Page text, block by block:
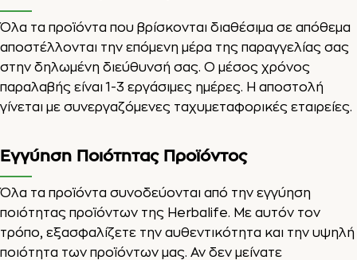
Όλα τα προϊόντα που βρίσκονται διαθέσιμα σε απόθεμα
αποστέλλονται την επόμενη μέρα της παραγγελίας σας
στην δηλωμένη διεύθυνσή σας. Ο μέσος χρόνος
παραλαβής είναι 1-3 εργάσιμες ημέρες. Η αποστολή
γίνεται με συνεργαζόμενες ταχυμεταφορικές εταιρείες.
Εγγύηση Ποιότητας Προϊόντος
Όλα τα προϊόντα συνοδεύονται από την εγγύηση
ποιότητας προϊόντων της Herbalife. Με αυτόν τον
τρόπο, εξασφαλίζετε την αυθεντικότητα και την υψηλή
ποιότητα των προϊόντων μας. Αν δεν μείνατε